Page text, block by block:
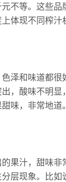
不等。这些品
体现不同榨汁
泽和味道都很
，酸味不明显
味，非常地道。
果汁，甜味非
层现象。比如